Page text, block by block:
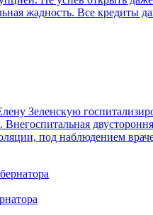
жадность. Все кредиты
Зеленскую
под наблюдением